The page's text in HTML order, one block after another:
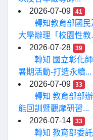
2026-07-09
41
轉知教育部國
大學辦理「校園性教
2026-07-28
39
轉知 國立彰化
暑期活動-打造永續...
2026-07-09
33
轉知 教育部部
能回訓暨觀摩研習...
2026-07-14
33
轉知 教育部委